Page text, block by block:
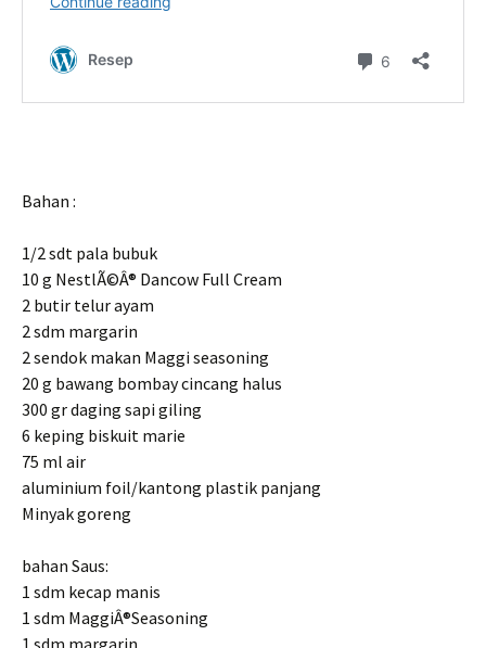
Bahan :
1/2 sdt pala bubuk
10 g NestlÃ©Â® Dancow Full Cream
2 butir telur ayam
2 sdm margarin
2 sendok makan Maggi seasoning
20 g bawang bombay cincang halus
300 gr daging sapi giling
6 keping biskuit marie
75 ml air
aluminium foil/kantong plastik panjang
Minyak goreng
bahan Saus:
1 sdm kecap manis
1 sdm MaggiÂ®Seasoning